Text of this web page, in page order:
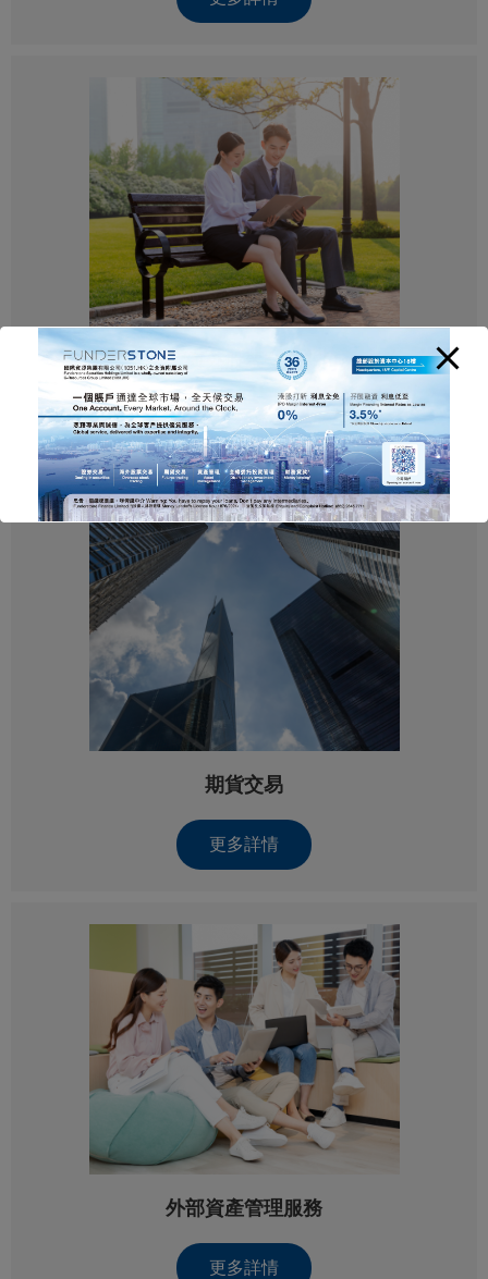
海外股票交易
更多詳情
期貨交易
更多詳情
外部資產管理服務
更多詳情